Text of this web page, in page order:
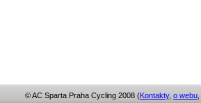
© AC Sparta Praha Cycling 2008 (Kontakty, o webu